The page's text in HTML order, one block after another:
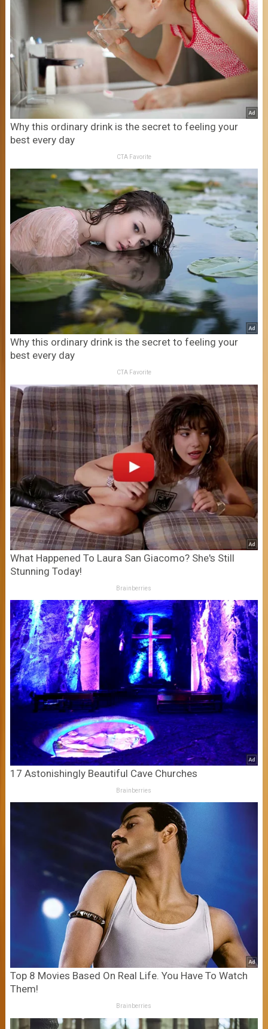
Why this ordinary drink is the secret to feeling your
best every day
CTA Favorite
Why this ordinary drink is the secret to feeling your
best every day
CTA Favorite
What Happened To Laura San Giacomo? She's Still
Stunning Today!
Brainberries
17 Astonishingly Beautiful Cave Churches
Brainberries
Top 8 Movies Based On Real Life. You Have To Watch
Them!
Brainberries